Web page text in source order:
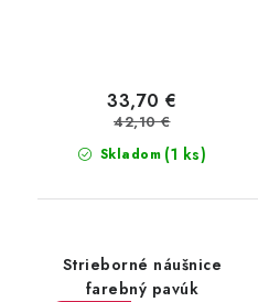
Skladom (1 ks)
33,70 €
42,10 €
Strieborné náušnice
farebný pavúk